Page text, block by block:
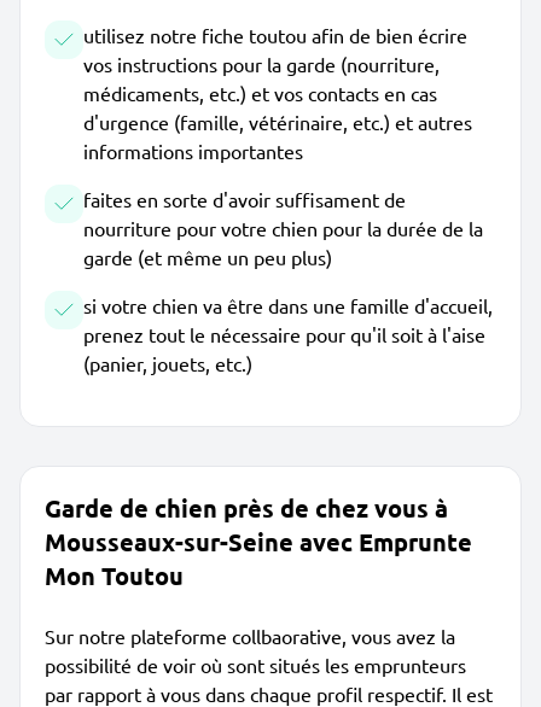
utilisez notre fiche toutou afin de bien écrire
vos instructions pour la garde (nourriture,
médicaments, etc.) et vos contacts en cas
d'urgence (famille, vétérinaire, etc.) et autres
informations importantes
faites en sorte d'avoir suffisament de
nourriture pour votre chien pour la durée de la
garde (et même un peu plus)
si votre chien va être dans une famille d'accueil,
prenez tout le nécessaire pour qu'il soit à l'aise
(panier, jouets, etc.)
Garde de chien près de chez vous à
Mousseaux-sur-Seine avec Emprunte
Mon Toutou
Sur notre plateforme collbaorative, vous avez la
possibilité de voir où sont situés les emprunteurs
par rapport à vous dans chaque profil respectif. Il est